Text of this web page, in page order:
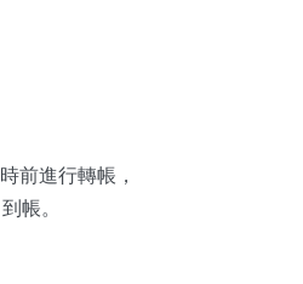
前進行轉帳，
帳。